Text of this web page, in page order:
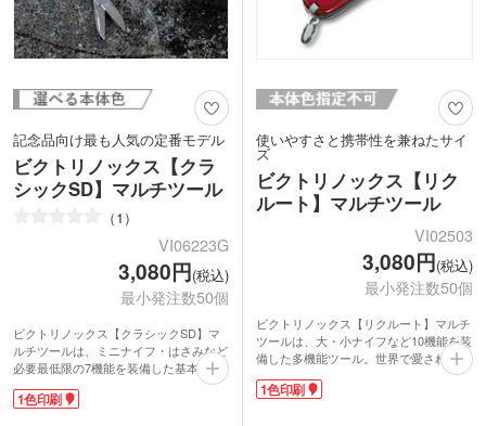
記念品向け最も人気の定番モデル
ビクトリノックス【クラ
シックSD】マルチツール
1
VI06223G
3,080円(税込)
最小発注数50個
ビクトリノックス【クラシックSD】マ
ルチツールは、ミニナイフ・はさみなど
必要最低限の7機能を装備した基本モデ
ルのミニツール。世界で愛されるブラン
ドメーカー品です。配合にこだわったス
1色印刷
使いやすさと携帯性を兼ねたサイ
ズ
ビクトリノックス【リク
ルート】マルチツール
VI02503
3,080円(税込)
最小発注数50個
ビクトリノックス【リクルート】マルチ
ツールは、大・小ナイフなど10機能を装
備した多機能ツール。世界で愛されるブ
ランドメーカー品です。ビクトリノック
スの代表的な「オフィサーシリーズ」を
1色印刷